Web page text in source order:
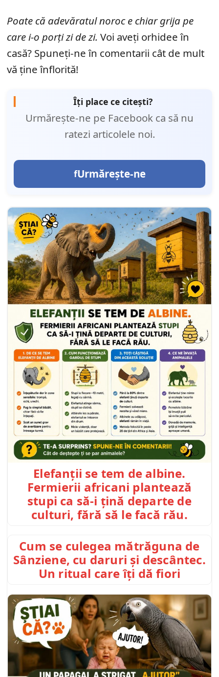
Poate că adevăratul noroc e chiar grija pe
care i-o porți zi de zi. Voi aveți orhidee în
casă? Spuneți-ne în comentarii cât de mult
vă ține înflorită!
Îți place ce citești?
Urmărește-ne pe Facebook ca să nu
ratezi articolele noi.
Urmărește-ne
Elefanții se tem de albine.
Fermierii africani plantează
stupi ca să-i țină departe de
culturi, fără să le facă rău.
Cum se culegea mătrăguna de
Sânziene, cu daruri și descântec.
Un ritual care îți dă fiori